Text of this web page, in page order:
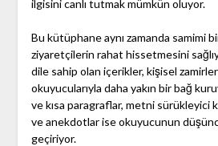
ilgisini canlı tutmak mümkün oluyor.
Bu kütüphane aynı zamanda samimi
ziyaretçilerin rahat hissetmesini
dile sahip olan içerikler, kişisel
okuyucularıyla daha yakın bir bağ
ve kısa paragraflar, metni sürükleyici
ve anekdotlar ise okuyucunun
geçiriyor.